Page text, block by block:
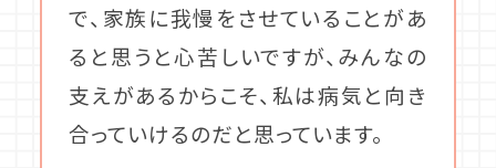
で、家族に我慢をさせていることがあ
ると思うと心苦しいですが、みんなの
支えがあるからこそ、私は病気と向き
合っていけるのだと思っています。